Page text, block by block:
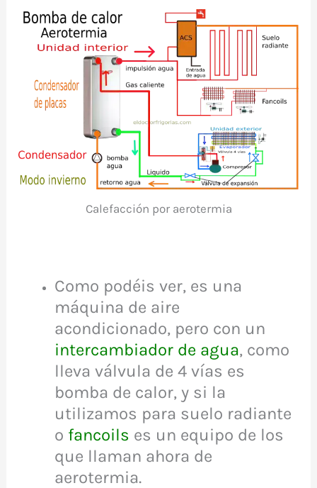
Calefacción por aerotermia
Como podéis ver, es una
máquina de aire
acondicionado, pero con un
intercambiador de agua, como
lleva válvula de 4 vías es
bomba de calor, y si la
utilizamos para suelo radiante
o fancoils es un equipo de los
que llaman ahora de
aerotermia.